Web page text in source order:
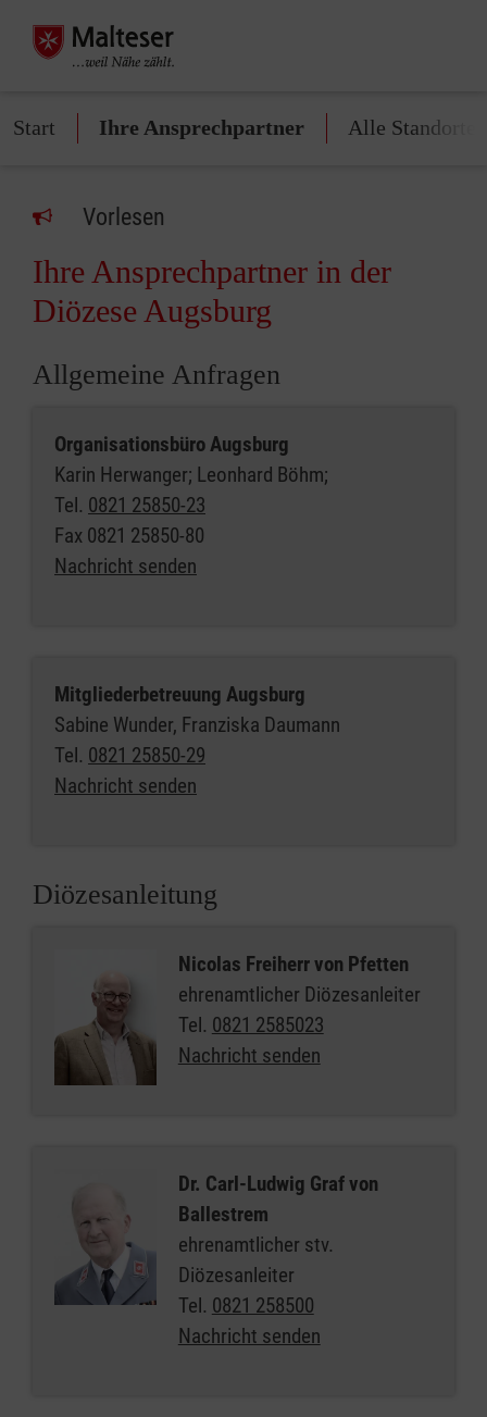
Start Ihre Ansprechpartner Alle Standorte
Vorlesen
Ihre Ansprechpartner in der
Diözese Augsburg
Allgemeine Anfragen
Organisationsbüro Augsburg
Karin Herwanger; Leonhard Böhm;
Tel. 0821 25850-23
Fax 0821 25850-80
Nachricht senden
Mitgliederbetreuung Augsburg
Sabine Wunder, Franziska Daumann
Tel. 0821 25850-29
Nachricht senden
Diözesanleitung
Nicolas Freiherr von Pfetten
ehrenamtlicher Diözesanleiter
Tel. 0821 2585023
Nachricht senden
Dr. Carl-Ludwig Graf von
Ballestrem
ehrenamtlicher stv.
Diözesanleiter
Tel. 0821 258500
Nachricht senden